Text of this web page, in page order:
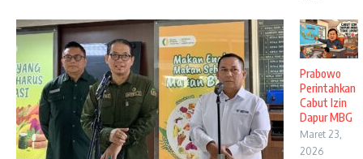
Prabowo
Perintahkan
Cabut Izin
Dapur MBG
Maret 23,
2026